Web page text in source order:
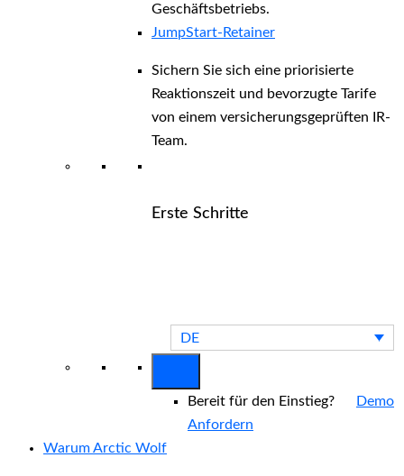
Geschäftsbetriebs.
JumpStart-Retainer
Sichern Sie sich eine priorisierte
Reaktionszeit und bevorzugte Tarife
von einem versicherungsgeprüften IR-
Team.
Erste Schritte
DE
Bereit für den Einstieg? Demo
Anfordern
Warum Arctic Wolf